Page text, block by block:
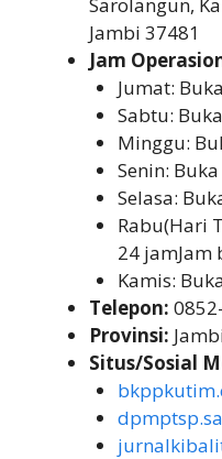
Jambi 37481
Jam
Jumat:
Sabtu:
Minggu:
Senin:
Selasa:
Rabu(Hari
24 jamJam
Kamis:
Telepon:
Provinsi:
Situs/Sosial